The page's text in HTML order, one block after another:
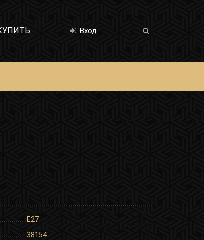
Вход
E27
38154